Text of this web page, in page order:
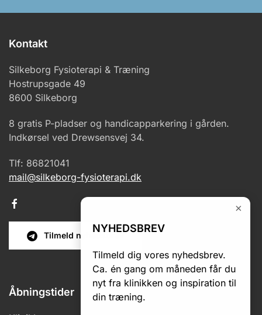
Kontakt
Silkeborg Fysioterapi & Træning
Hostrupsgade 49
8600 Silkeborg
8 gratis P-pladser og handicapparkering i gården.
Indkørsel ved Drewsensvej 34.
Tlf: 86821041
mail@silkeborg-fysioterapi.dk
Tilmeld nyhedsbrev
×
NYHEDSBREV
Tilmeld dig vores nyhedsbrev.
Ca. én gang om måneden får du
nyt fra klinikken og inspiration til
din træning.
Åbningstider